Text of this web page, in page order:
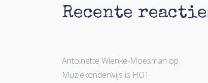
Recente
Antoinette Wienke-Moesman op
Muziekonderwijs is HOT